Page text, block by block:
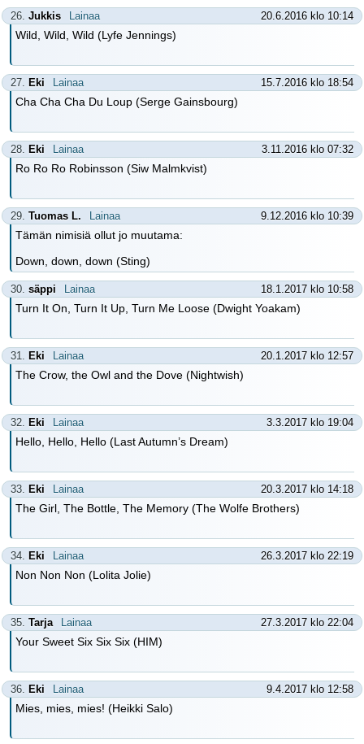
26. Jukkis Lainaa 20.6.2016 klo 10:14
Wild, Wild, Wild (Lyfe Jennings)
27. Eki Lainaa 15.7.2016 klo 18:54
Cha Cha Cha Du Loup (Serge Gainsbourg)
28. Eki Lainaa 3.11.2016 klo 07:32
Ro Ro Ro Robinsson (Siw Malmkvist)
29. Tuomas L. Lainaa 9.12.2016 klo 10:39
Tämän nimisiä ollut jo muutama:
Down, down, down (Sting)
30. säppi Lainaa 18.1.2017 klo 10:58
Turn It On, Turn It Up, Turn Me Loose (Dwight Yoakam)
31. Eki Lainaa 20.1.2017 klo 12:57
The Crow, the Owl and the Dove (Nightwish)
32. Eki Lainaa 3.3.2017 klo 19:04
Hello, Hello, Hello (Last Autumn’s Dream)
33. Eki Lainaa 20.3.2017 klo 14:18
The Girl, The Bottle, The Memory (The Wolfe Brothers)
34. Eki Lainaa 26.3.2017 klo 22:19
Non Non Non (Lolita Jolie)
35. Tarja Lainaa 27.3.2017 klo 22:04
Your Sweet Six Six Six (HIM)
36. Eki Lainaa 9.4.2017 klo 12:58
Mies, mies, mies! (Heikki Salo)